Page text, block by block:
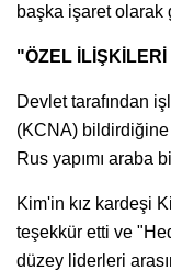
başka işaret olarak
"ÖZEL
Devlet tarafından
(KCNA) bildirdiğine
Rus yapımı araba
Kim'in kız kardeşi
teşekkür etti ve
düzey liderleri